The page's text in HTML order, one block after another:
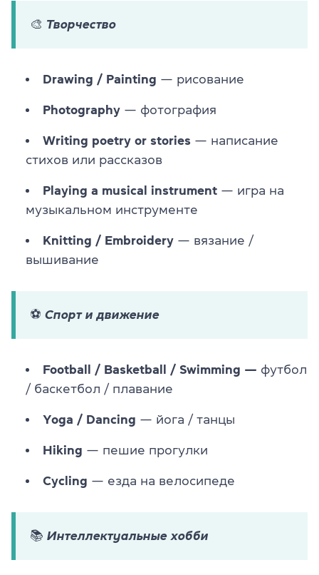
🎨 Творчество
Drawing / Painting — рисование
Photography — фотография
Writing poetry or stories — написание
стихов или рассказов
Playing a musical instrument — игра на
музыкальном инструменте
Knitting / Embroidery — вязание /
вышивание
⚽ Спорт и движение
Football / Basketball / Swimming — футбол
/ баскетбол / плавание
Yoga / Dancing — йога / танцы
Hiking — пешие прогулки
Cycling — езда на велосипеде
📚 Интеллектуальные хобби